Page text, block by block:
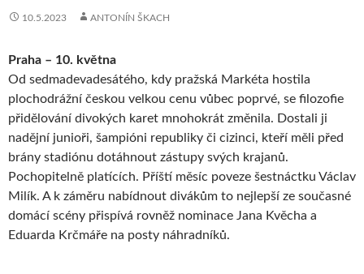
10.5.2023 ANTONÍN ŠKACH
Praha – 10. května
Od sedmadevadesátého, kdy pražská Markéta hostila
plochodrážní českou velkou cenu vůbec poprvé, se filozofie
přidělování divokých karet mnohokrát změnila. Dostali ji
nadějní junioři, šampióni republiky či cizinci, kteří měli před
brány stadiónu dotáhnout zástupy svých krajanů.
Pochopitelně platících. Příští měsíc poveze šestnáctku Václav
Milík. A k záměru nabídnout divákům to nejlepší ze současné
domácí scény přispívá rovněž nominace Jana Kvěcha a
Eduarda Krčmáře na posty náhradníků.